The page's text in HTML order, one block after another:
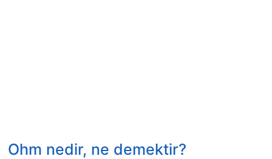
Ohm nedir, ne demektir?